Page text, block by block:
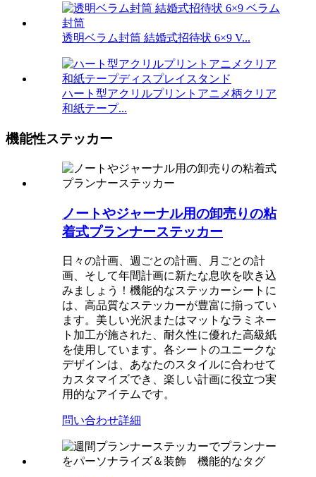
透明ベラム封筒 結婚式招待状 6×9 V...
ハート型アクリルプリントアニメ柄クリア
和紙テープ...
機能性ステッカー
ノートやジャーナル用の卸売りの粘
着式プランナーステッカー
日々の計画、週ごとの計画、月ごとの計
画、そして年間計画に新たな息吹を吹き込
みましょう！機能的なステッカーシートに
は、高品質なステッカーが豊富に揃ってい
ます。美しい光沢またはマットなラミネー
ト加工が施された、耐久性に優れた高級紙
を使用しています。各シートのユニークな
デザインは、あなたのスタイルに合わせて
カスタマイズでき、楽しい計画に役立つ実
用的なアイテムです。
問い合わせ詳細